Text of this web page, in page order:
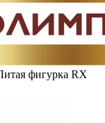
фигурка RX